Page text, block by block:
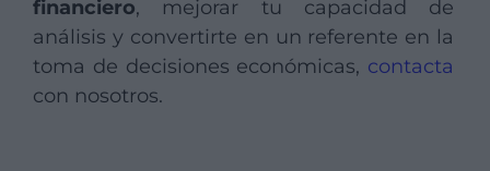
financiero, mejorar tu capacidad de
análisis y convertirte en un referente en la
toma de decisiones económicas, contacta
con nosotros.